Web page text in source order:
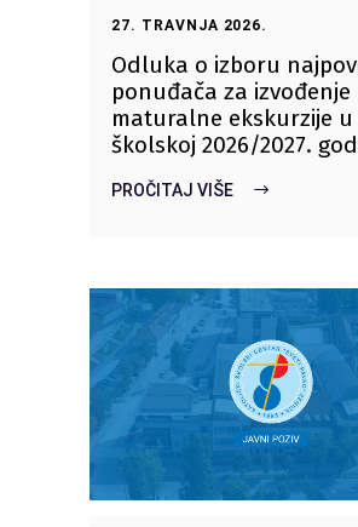
27. TRAVNJA 2026.
Odluka o izboru
ponuđača za izvođenje
maturalne ekskurzije u
školskoj 2026/2027.
PROČITAJ VIŠE